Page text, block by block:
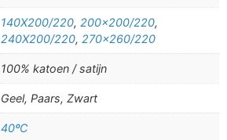
140X200/220, 200×200/220,
240X200/220, 270×260/220
100% katoen / satijn
Geel, Paars, Zwart
40ºC